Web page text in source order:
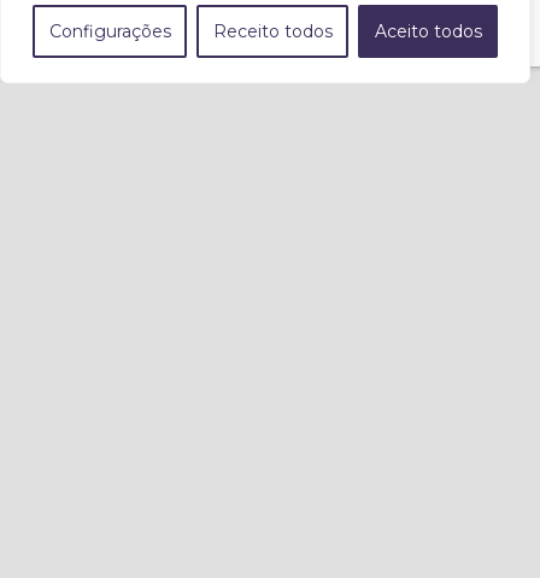
Configurações Receito todos Aceito todos